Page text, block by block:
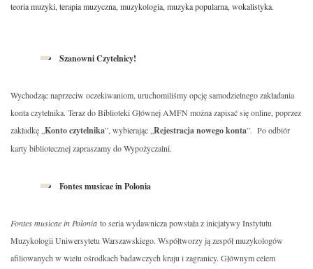
teoria muzyki, terapia muzyczna, muzykologia, muzyka popularna, wokalistyka.
Szanowni Czytelnicy!
Wychodząc naprzeciw oczekiwaniom, uruchomiliśmy opcję samodzielnego zakładania
konta czytelnika. Teraz do Biblioteki Głównej AMFN można zapisać się online, poprzez
zakładkę „ Konto czytelnika”, wybierając „ Rejestracja nowego konta”. Po odbiór
karty bibliotecznej zapraszamy do Wypożyczalni.
Fontes musicae in Polonia
Fontes musicae in Polonia to seria wydawnicza powstała z inicjatywy Instytutu
Muzykologii Uniwersytetu Warszawskiego. Współtworzy ją zespół muzykologów
afiliowanych w wielu ośrodkach badawczych kraju i zagranicy. Głównym celem